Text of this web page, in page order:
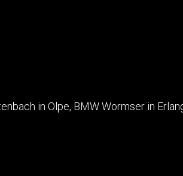
in Olpe, BMW Wormser in